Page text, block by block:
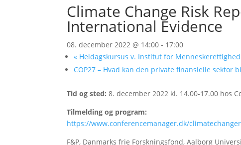
Climate Change Risk
International Evidence
08. december 2022 @ 14:00 - 17:00
« Heldagskursus v. Institut for
COP27 – Hvad kan den private finansielle sektor
Tid og sted:8. december 2022 kl. 14.00-17.00 hos
Tilmelding og program:
https://www.conferencemanager.dk/
F&P, Danmarks frie Forskningsfond, Aalborg